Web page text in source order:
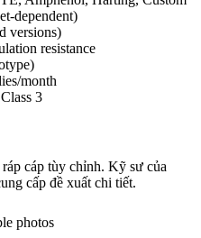
dependent)
versions)
resistance
month
3
cáp tùy chỉnh. Kỹ sư của
cấp đề xuất chi tiết.
photos